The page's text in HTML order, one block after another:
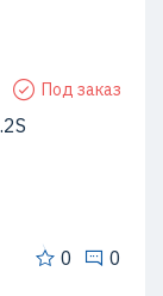
Под заказ
0 0